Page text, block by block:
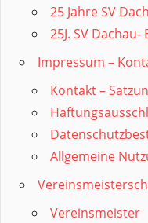
25 Jahre SV
25J. SV
Impressum –
Kontakt –
Allgemeine
Vereinsmeister